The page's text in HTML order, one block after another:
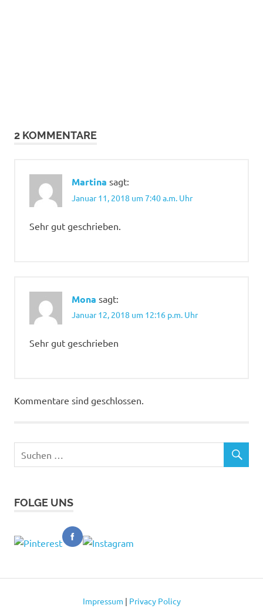
2 KOMMENTARE
Martina sagt:
Januar 11, 2018 um 7:40 a.m. Uhr
Sehr gut geschrieben.
Mona sagt:
Januar 12, 2018 um 12:16 p.m. Uhr
Sehr gut geschrieben
Kommentare sind geschlossen.
FOLGE UNS
Impressum | Privacy Policy